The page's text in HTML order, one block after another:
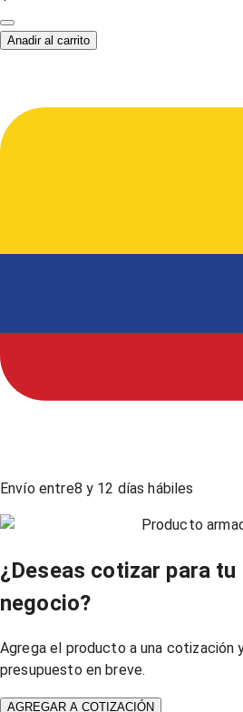
Anadir al carrito
Envío entre8 y 12 días hábiles
Producto
¿Deseas cotizar para tu
negocio?
Agrega el producto a una cotización
presupuesto en breve.
AGREGAR A COTIZACIÓN